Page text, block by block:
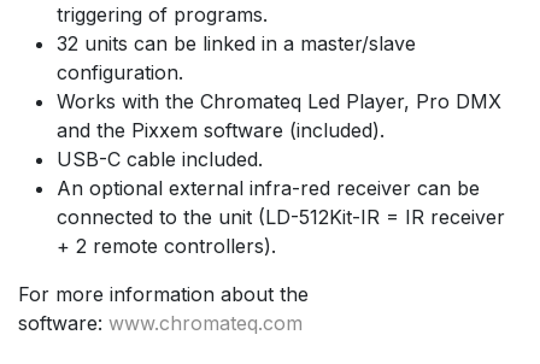
triggering of programs.
32 units can be linked in a master/slave
configuration.
Works with the Chromateq Led Player, Pro DMX
and the Pixxem software (included).
USB-C cable included.
An optional external infra-red receiver can be
connected to the unit (LD-512Kit-IR = IR receiver
+ 2 remote controllers).
For more information about the
software: www.chromateq.com